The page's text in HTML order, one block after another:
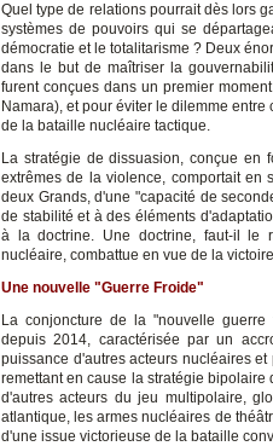
Quel type de relations pourrait dès lors
systèmes de pouvoirs qui se
démocratie et le totalitarisme ? Deux
dans le but de maîtriser la
furent conçues dans un premier
Namara), et pour éviter le dilemme
de la bataille nucléaire tactique.
La stratégie de dissuasion, conçue en
extrêmes de la violence, comportait en
deux Grands, d'une "capacité de
de stabilité et à des éléments
à la doctrine. Une doctrine, faut-il le
nucléaire, combattue en vue de la
Une nouvelle "Guerre Froide"
La conjoncture de la "nouvelle guerre
depuis 2014, caractérisée par un
puissance d'autres acteurs nucléaires
remettant en cause la stratégie bipolaire
d'autres acteurs du jeu multipolaire,
atlantique, les armes nucléaires de
d'une issue victorieuse de la bataille